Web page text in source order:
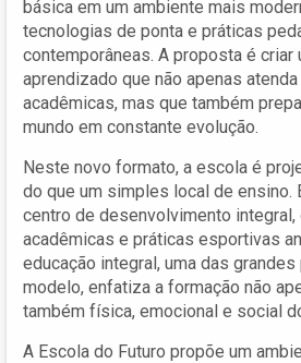
básica em um ambiente mais
tecnologias de ponta e práticas
contemporâneas. A proposta é criar
aprendizado que não apenas
acadêmicas, mas que também
mundo em constante evolução.
Neste novo formato, a escola é
do que um simples local de ensino.
centro de desenvolvimento
acadêmicas e práticas esportivas
educação integral, uma das
modelo, enfatiza a formação não
também física, emocional e social
A Escola do Futuro propõe um